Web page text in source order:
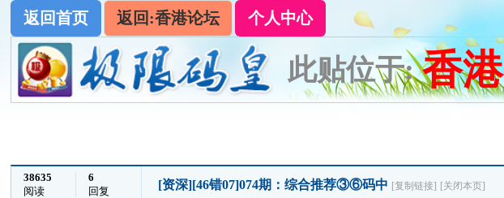
返回首页 返回:香港论坛 个人中心
此贴位于: 香港
38635
阅读
6
回复
[资深][46错07]074期：综合推荐③⑥码中 [复制链接] [关闭本页]